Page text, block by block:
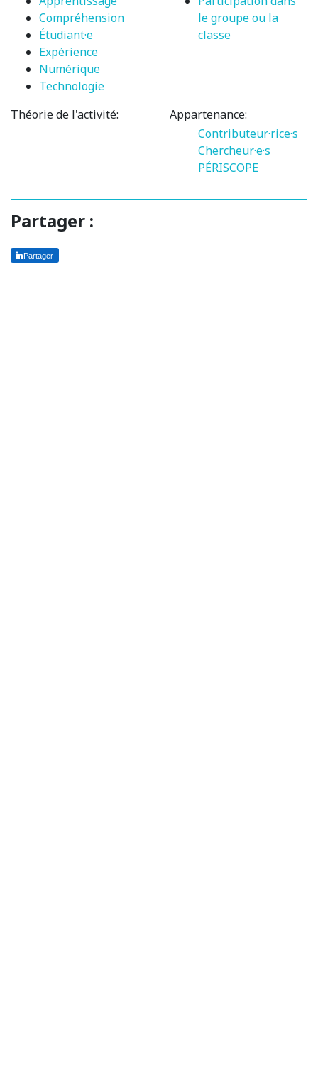
Compréhension
Étudiant·e
Expérience
Numérique
Technologie
le groupe ou la
classe
Théorie de l'activité:
Appartenance:
Contributeur·rice·s
Chercheur·e·s
PÉRISCOPE
Partager :
Partager